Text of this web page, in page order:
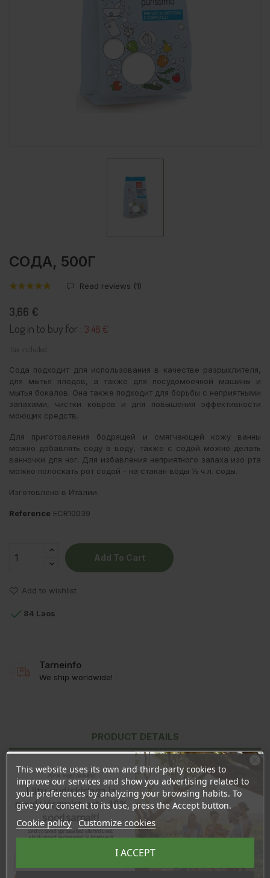
СОДА, 500Г
Read reviews (1)
3,66 €
Log in to buy for : 3.48 €
Tax included
Сода подходит для использования в качестве разрыхлителя,
для мытья плодов, а также для посудомоечной машины и
мытья бокалов. Она также подходит для борьбы с неприятными
запахами, чистки ковров и для повышения эффективности
моющих средств.
Для приготовления бодрящей и смягчающей кожу ванны
можно добавлять соду в воду, также с содой можно делать
ванночки для ног. Для избавления неприятного запаха изо рта
можно полоскать рот содой - на стакан воды ½ ч.л. соды.
Изготовлено в Италии.
Reference ECR10039
Add To Cart
Add to wishlist
 84 Laos
Tarneinfo
We ship worldwide!
PRODUCT DETAILS
This website uses its own and third-party cookies to
improve our services and show you advertising related to
your preferences by analyzing your browsing habits. To
give your consent to its use, press the Accept button.
Cookie policy Customize cookies
I ACCEPT
Ära veel lahku!
Liitu uudiskirjaga ja
naudi järgmist ostu 10%
soodsamalt!
Sind ootavad spetsiaalsed allahindlused,
eksklusiivsed kampaaniad ja kingitused!